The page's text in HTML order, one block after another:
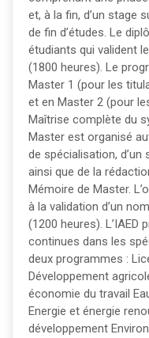
et, à la fin, d’un stage
de fin d’études. Le
étudiants qui valident
(1800 heures). Le
Master 1 (pour les
et en Master 2 (pour
Maîtrise complète du
Master est organisé
de spécialisation,
ainsi que de la
Mémoire de Master.
à la validation d’un
(1200 heures).
continues dans les
deux programmes :
Développement
économie du travail
Energie et énergie
développement